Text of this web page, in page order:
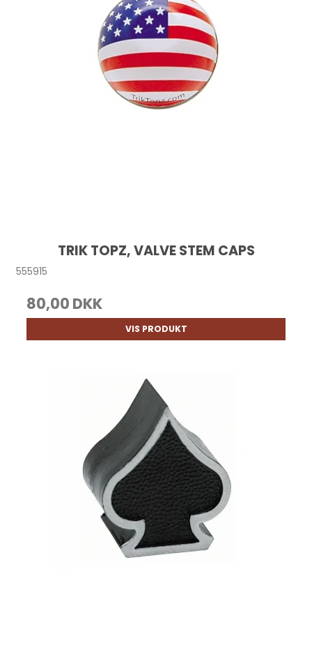
TRIK TOPZ, VALVE STEM CAPS
555915
80,00 DKK
VIS PRODUKT